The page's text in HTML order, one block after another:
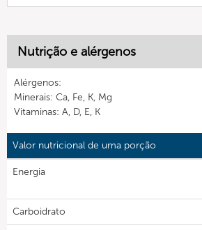
Nutrição e alérgenos
Alérgenos:
Minerais: Ca, Fe, K, Mg
Vitaminas: A, D, E, K
Valor nutricional de uma porção
Energia
Carboidrato